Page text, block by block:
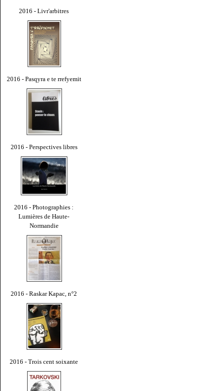
2016 - Livr'arbitres
2016 - Pasqyra e te rrefyemit
2016 - Perspectives libres
2016 - Photographies :
Lumières de Haute-
Normandie
2016 - Raskar Kapac, n°2
2016 - Trois cent soixante